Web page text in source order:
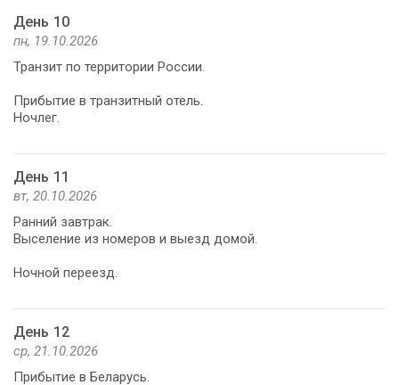
День 10
пн, 19.10.2026
Транзит по территории России.
Прибытие в транзитный отель.
Ночлег.
День 11
вт, 20.10.2026
Ранний завтрак.
Выселение из номеров и выезд домой.
Ночной переезд.
День 12
ср, 21.10.2026
Прибытие в Беларусь.